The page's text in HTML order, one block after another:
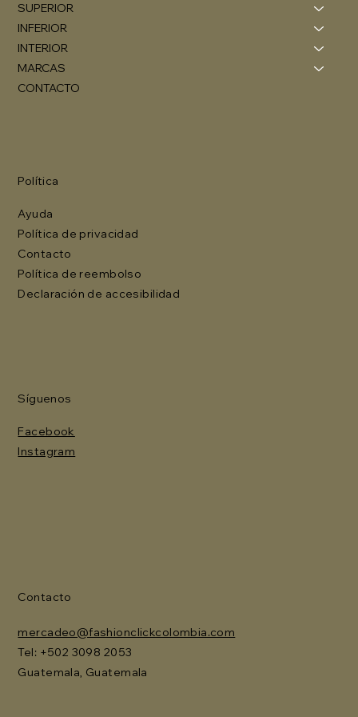
SUPERIOR
INFERIOR
INTERIOR
MARCAS
CONTACTO
Política
Ayuda
Política de privacidad
Contacto
Política de reembolso
Declaración de accesibilidad
Síguenos
Facebook
Instagram
Contacto
mercadeo@fashionclickcolombia.com
Tel: ‪+502 3098 2053‬
Guatemala, Guatemala